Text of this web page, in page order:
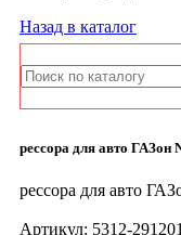
Назад в каталог
рессора для авто ГАЗон
рессора для авто
Артикул: 5312-